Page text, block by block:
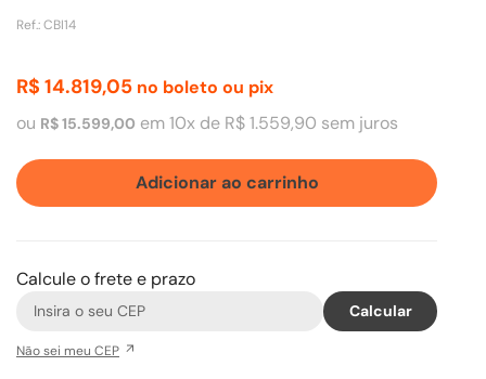
Ref.:CBI14
R$ 14.819,05 no boleto ou pix
ou R$15.599,00 em10x de R$1.559,90 sem juros
Adicionar ao carrinho
Calcule o frete e prazo
Não sei meu CEP